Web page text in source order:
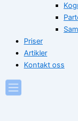
Priser
Artikler
Kontakt oss